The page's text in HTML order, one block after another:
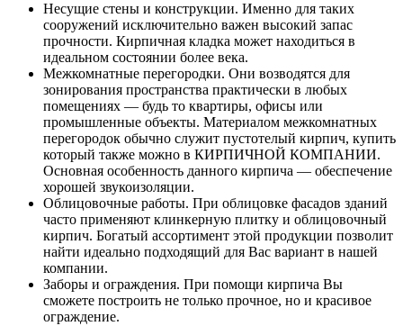
Несущие стены и конструкции. Именно для таких
сооружений исключительно важен высокий запас
прочности. Кирпичная кладка может находиться в
идеальном состоянии более века.
Межкомнатные перегородки. Они возводятся для
зонирования пространства практически в любых
помещениях — будь то квартиры, офисы или
промышленные объекты. Материалом межкомнатных
перегородок обычно служит пустотелый кирпич, купить
который также можно в КИРПИЧНОЙ КОМПАНИИ.
Основная особенность данного кирпича — обеспечение
хорошей звукоизоляции.
Облицовочные работы. При облицовке фасадов зданий
часто применяют клинкерную плитку и облицовочный
кирпич. Богатый ассортимент этой продукции позволит
найти идеально подходящий для Вас вариант в нашей
компании.
Заборы и ограждения. При помощи кирпича Вы
сможете построить не только прочное, но и красивое
ограждение.